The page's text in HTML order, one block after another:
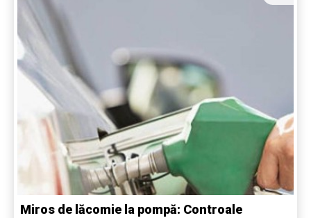
Miros de lăcomie la pompă: Controale